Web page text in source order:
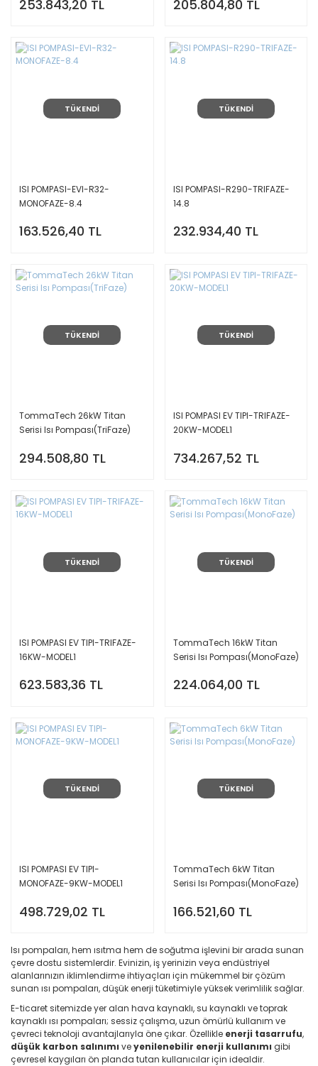
253.843,20 TL 205.804,80 TL
TÜKENDİ
ISI POMPASI-EVI-R32-
MONOFAZE-8.4
163.526,40 TL
TÜKENDİ
ISI POMPASI-R290-TRIFAZE-
14.8
232.934,40 TL
TÜKENDİ
TommaTech 26kW Titan
Serisi Isı Pompası(TriFaze)
294.508,80 TL
TÜKENDİ
ISI POMPASI EV TIPI-TRIFAZE-
20KW-MODEL1
734.267,52 TL
TÜKENDİ
ISI POMPASI EV TIPI-TRIFAZE-
16KW-MODEL1
623.583,36 TL
TÜKENDİ
TommaTech 16kW Titan
Serisi Isı Pompası(MonoFaze)
224.064,00 TL
TÜKENDİ
ISI POMPASI EV TIPI-
MONOFAZE-9KW-MODEL1
498.729,02 TL
TÜKENDİ
TommaTech 6kW Titan
Serisi Isı Pompası(MonoFaze)
166.521,60 TL
Isı pompaları, hem ısıtma hem de soğutma işlevini bir arada sunan
çevre dostu sistemlerdir. Evinizin, iş yerinizin veya endüstriyel
alanlarınızın iklimlendirme ihtiyaçları için mükemmel bir çözüm
sunan ısı pompaları, düşük enerji tüketimiyle yüksek verimlilik sağlar.
E-ticaret sitemizde yer alan hava kaynaklı, su kaynaklı ve toprak
kaynaklı ısı pompaları; sessiz çalışma, uzun ömürlü kullanım ve
çevreci teknoloji avantajlarıyla öne çıkar. Özellikle enerji tasarrufu,
düşük karbon salınımı veyenilenebilir enerji kullanımı gibi
çevresel kaygıları ön planda tutan kullanıcılar için idealdir.